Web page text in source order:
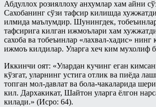
Абдуллох розияллоху анхумлар хам айни
Сахобанинг сўзи тафсир килишда
илмида маълумдир. Шунингдек,
тафсирига килган ижмоълари хам
сахоба ва тобеъинлар «лахвал-хадис» нинг
ижмоъ килдилар. Уларга хеч ким мухолиф
Иккинчи оят: «Улардан кучинг еган
кўзгат, уларнинг устига отлик ва пиёда
топган мол-давлат ва бола-чакаларида
кил. Дархакикат, Шайтон уларга ёлгон
килади.» (Исро: 64).